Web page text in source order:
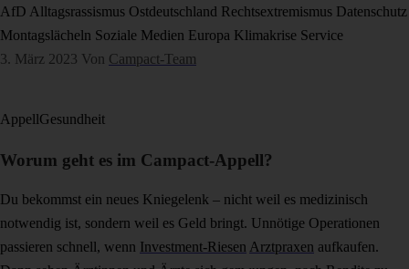
AfD Alltagsrassismus Ostdeutschland Rechtsextremismus Datenschutz
Montagslächeln Soziale Medien Europa Klimakrise Service
3. März 2023 Von Campact-Team
AppellGesundheit
Worum geht es im Campact-Appell?
Du bekommst ein neues Kniegelenk – nicht weil es medizinisch
notwendig ist, sondern weil es Geld bringt. Unnötige Operationen
passieren schnell, wenn Investment-Riesen Arztpraxen aufkaufen.